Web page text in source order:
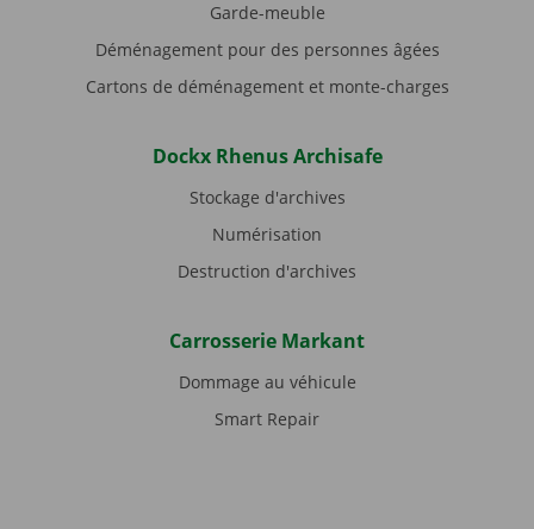
Garde-meuble
Déménagement pour des personnes âgées
Cartons de déménagement et monte-charges
Dockx Rhenus Archisafe
Stockage d'archives
Numérisation
Destruction d'archives
Carrosserie Markant
Dommage au véhicule
Smart Repair